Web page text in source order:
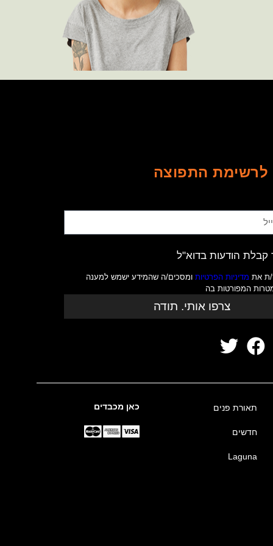
לרשימת התפוצה
הודעות בדוא"ל
ת את מדיניות הפרטיותומסכים/ה שהמידע ישמש למענה
המפורטות בה
צרפו אותי. תודה
תאורת פנים
חדשים
Laguna
כאן מכבדים